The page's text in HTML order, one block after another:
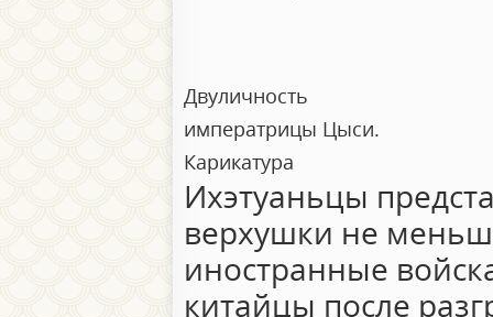
Двуличность
императрицы Цыси.
Карикатура
Ихэтуаньцы
верхушки не
иностранные
китайцы после